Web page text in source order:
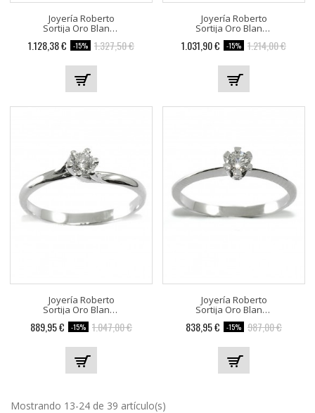
Joyería Roberto
Sortija Oro Blanco 506819-04
1.128,38 € -15% 1.327,50 €
Joyería Roberto
Sortija Oro Blanco 506828-03
1.031,90 € -15% 1.214,00 €
Joyería Roberto
Sortija Oro Blanco 506824-03
889,95 € -15% 1.047,00 €
Joyería Roberto
Sortija Oro Blanco 506819-03
838,95 € -15% 987,00 €
Mostrando 13-24 de 39 artículo(s)